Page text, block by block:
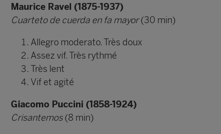
Maurice Ravel (1875-1937)
Cuarteto de cuerda en fa mayor(30 min)
Allegro moderato. Très doux
Assez vif. Très rythmé
Très lent
Vif et agité
Giacomo Puccini (1858-1924)
Crisantemos(8 min)